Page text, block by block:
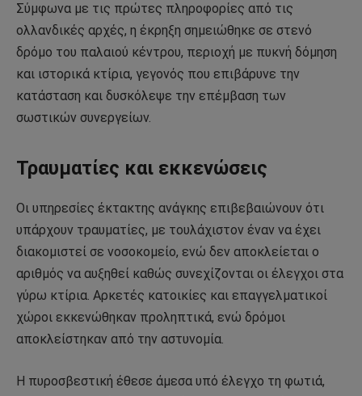
Σύμφωνα με τις πρώτες πληροφορίες από τις
ολλανδικές αρχές, η έκρηξη σημειώθηκε σε στενό
δρόμο του παλαιού κέντρου, περιοχή με πυκνή δόμηση
και ιστορικά κτίρια, γεγονός που επιβάρυνε την
κατάσταση και δυσκόλεψε την επέμβαση των
σωστικών συνεργείων.
Τραυματίες και εκκενώσεις
Οι υπηρεσίες έκτακτης ανάγκης επιβεβαιώνουν ότι
υπάρχουν τραυματίες, με τουλάχιστον έναν να έχει
διακομιστεί σε νοσοκομείο, ενώ δεν αποκλείεται ο
αριθμός να αυξηθεί καθώς συνεχίζονται οι έλεγχοι στα
γύρω κτίρια. Αρκετές κατοικίες και επαγγελματικοί
χώροι εκκενώθηκαν προληπτικά, ενώ δρόμοι
αποκλείστηκαν από την αστυνομία.
Η πυροσβεστική έθεσε άμεσα υπό έλεγχο τη φωτιά,